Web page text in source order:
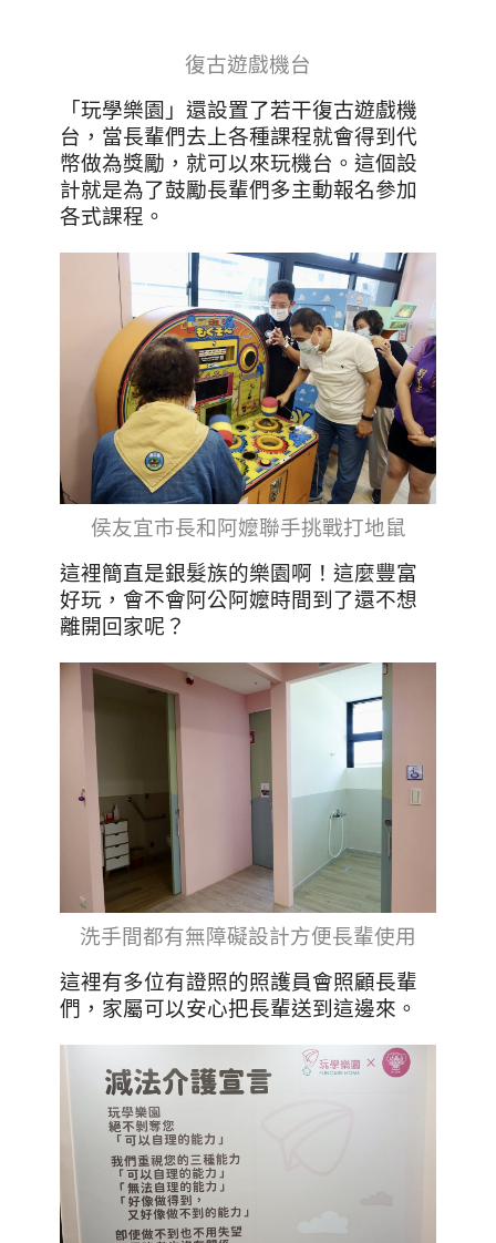
復古遊戲機台
「玩學樂園」還設置了若干復古遊戲機
台，當長輩們去上各種課程就會得到代
幣做為獎勵，就可以來玩機台。這個設
計就是為了鼓勵長輩們多主動報名參加
各式課程。
侯友宜市長和阿嬤聯手挑戰打地鼠
這裡簡直是銀髮族的樂園啊！這麼豐富
好玩，會不會阿公阿嬤時間到了還不想
離開回家呢？
洗手間都有無障礙設計方便長輩使用
這裡有多位有證照的照護員會照顧長輩
們，家屬可以安心把長輩送到這邊來。